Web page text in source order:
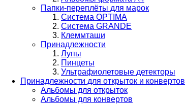
Папки-переплёты для марок
Система OPTIMA
Система GRANDE
Клеммташи
Принадлежности
Лупы
Пинцеты
Ультрафиолетовые детекторы
Принадлежности для открыток и конвертов
Альбомы для открыток
Альбомы для конвертов